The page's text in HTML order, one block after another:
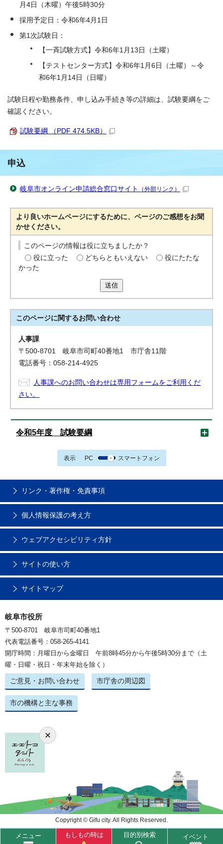
月4日（木曜）午後5時30分
採用予定日：令和6年4月1日
第1次試験日：
【一斉試験方式】令和6年1月13日（土曜）
【テストセンター方式】令和6年1月6日（土曜）～令
和6年1月14日（日曜）
試験日程や勤務条件、申し込み手続き等の詳細は、試験要綱をご
確認ください。
試験要綱 （PDF 474.5KB）
申込
岐阜市オンライン申請総合窓口サイト （外部リンク）
より良いホームページにするために、ページのご感想をお聞
かせください。
このページの情報は役に立ちましたか？
役に立った
どちらともいえない
役にたたな
かった
送信
このページに関するお問い合わせ
人事課
〒500-8701 岐阜市司町40番地1 市庁舎11階
電話番号：058-214-4925
人事課へのお問い合わせは専用フォームをご利用くだ
さい。
令和5年度 試験要綱
表示 PC スマートフォン
メニュー もしもの時は 目的別検索 イベント
リンク・著作権・免責事項
個人情報保護の考え方
ウェブアクセシビリティ方針
サイトの使い方
サイトマップ
岐阜市役所
〒500-8701 岐阜市司町40番地1
代表電話番号：058-265-4141
開庁時間：月曜日から金曜日 午前8時45分から午後5時30分まで（土
曜・日曜・祝日・年末年始を除く）
ご意見・お問い合わせ 市庁舎の周辺図
市の機構と主な事務
Copyright © Gifu city. All Rights Reserved.